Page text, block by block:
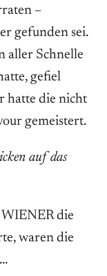
–
gefunden sei.
aller Schnelle
gefiel
hatte die nicht
gemeistert.
auf das
die
waren die